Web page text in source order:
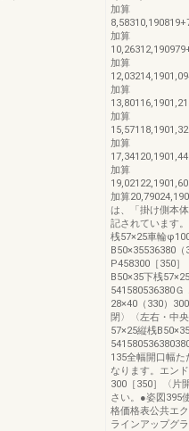
加算
加算
加算
加算
加算
加算
加算
加算
は、「掛け側本
記されています
桟57×25車輪
B50×35536380
P458300［350
B50×35下桟
541580536380
28×40（330）
閉〉〈左右・中
57×25縦桟
135全幅開口幅
なります。エン
300［350］〈片
さい。●姿図395
格価格表公共エ
ラインアップグ